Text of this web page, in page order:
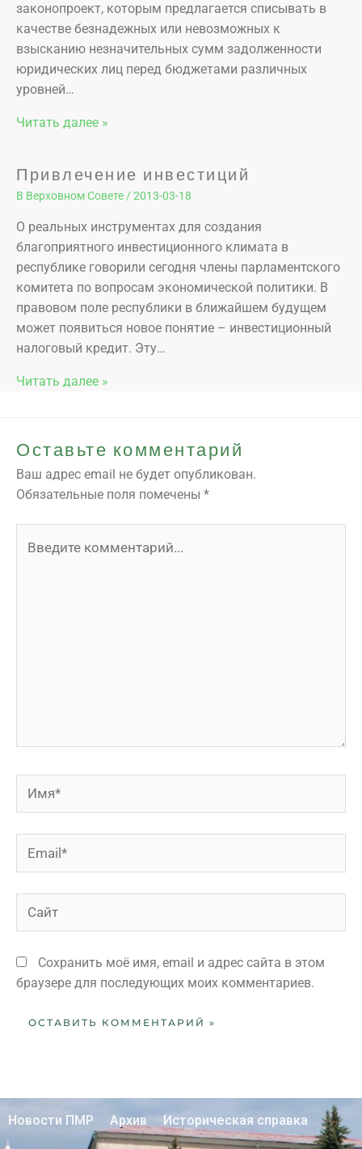
законопроект, которым предлагается списывать в
качестве безнадежных или невозможных к
взысканию незначительных сумм задолженности
юридических лиц перед бюджетами различных
уровней…
Читать далее »
Привлечение инвестиций
В Верховном Совете /2013-03-18
О реальных инструментах для создания
благоприятного инвестиционного климата в
республике говорили сегодня члены парламентского
комитета по вопросам экономической политики. В
правовом поле республики в ближайшем будущем
может появиться новое понятие – инвестиционный
налоговый кредит. Эту…
Читать далее »
Оставьте комментарий
Ваш адрес email не будет опубликован.
Обязательные поля помечены *
Сохранить моё имя, email и адрес сайта в этом
браузере для последующих моих комментариев.
Новости ПМР Архив Историческая справка